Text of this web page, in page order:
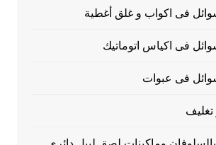
فى اكواب و غلق أغطية
فى اكياس اتوماتيك
فى عبوات
تغليف